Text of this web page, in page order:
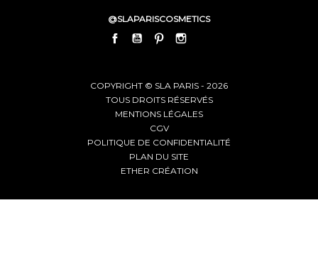
@SLAPARISCOSMETICS
FACEBOOKYOUTUBEPINTEREST
COPYRIGHT © SLA PARIS - 2026
TOUS DROITS RÉSERVÉS
MENTIONS LÉGALES
CGV
POLITIQUE DE CONFIDENTIALITÉ
PLAN DU SITE
ETHER CRÉATION